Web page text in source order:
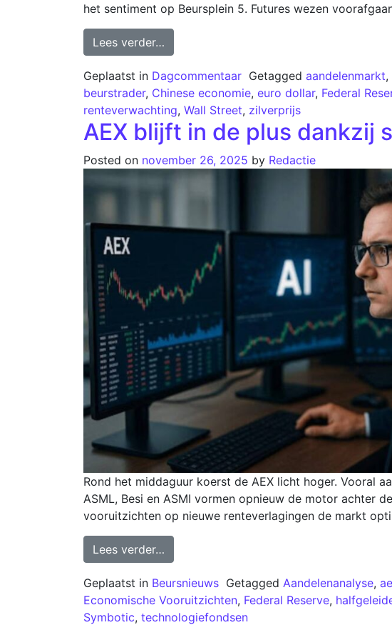
het sentiment op Beursplein 5. Futures wezen
Lees verder…
Geplaatst in Dagcommentaar Getagged aandelenmarkt,
beurstrader, Chinese economie, euro dollar, Federal
renteverwachting, Wall Street, zilverprijs
AEX blijft in de plus dankzij
Posted on november 26, 2025 by Redactie
Rond het middaguur koerst de AEX licht hoger. Vooral
ASML, Besi en ASMI vormen opnieuw de motor achter
vooruitzichten op nieuwe renteverlagingen de markt
Lees verder…
Geplaatst in Beursnieuws Getagged Aandelenanalyse,
Economische Vooruitzichten, Federal Reserve,
Symbotic, technologiefondsen